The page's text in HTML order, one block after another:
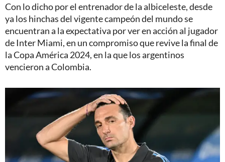
Con lo dicho por el entrenador de la albiceleste, desde
ya los hinchas del vigente campeón del mundo se
encuentran a la expectativa por ver en acción al jugador
de Inter Miami, en un compromiso que revive la final de
la Copa América 2024, en la que los argentinos
vencieron a Colombia.